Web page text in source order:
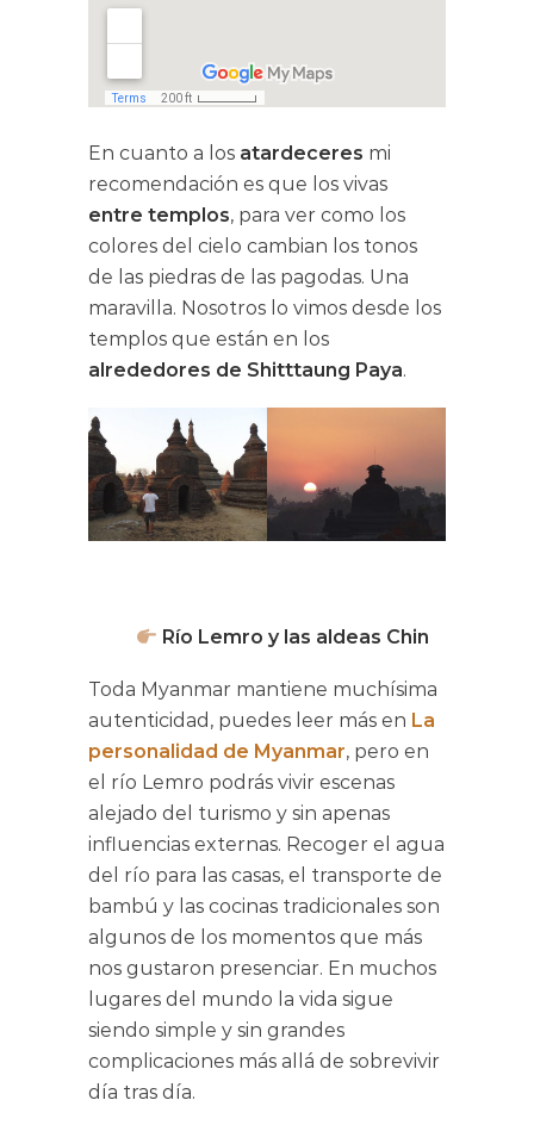
En cuanto a los atardeceres mi
recomendación es que los vivas
entre templos, para ver como los
colores del cielo cambian los tonos
de las piedras de las pagodas. Una
maravilla. Nosotros lo vimos desde los
templos que están en los
alrededores de Shitttaung Paya.
Río Lemro y las aldeas Chin
Toda Myanmar mantiene muchísima
autenticidad, puedes leer más en La
personalidad de Myanmar, pero en
el río Lemro podrás vivir escenas
alejado del turismo y sin apenas
influencias externas. Recoger el agua
del río para las casas, el transporte de
bambú y las cocinas tradicionales son
algunos de los momentos que más
nos gustaron presenciar. En muchos
lugares del mundo la vida sigue
siendo simple y sin grandes
complicaciones más allá de sobrevivir
día tras día.